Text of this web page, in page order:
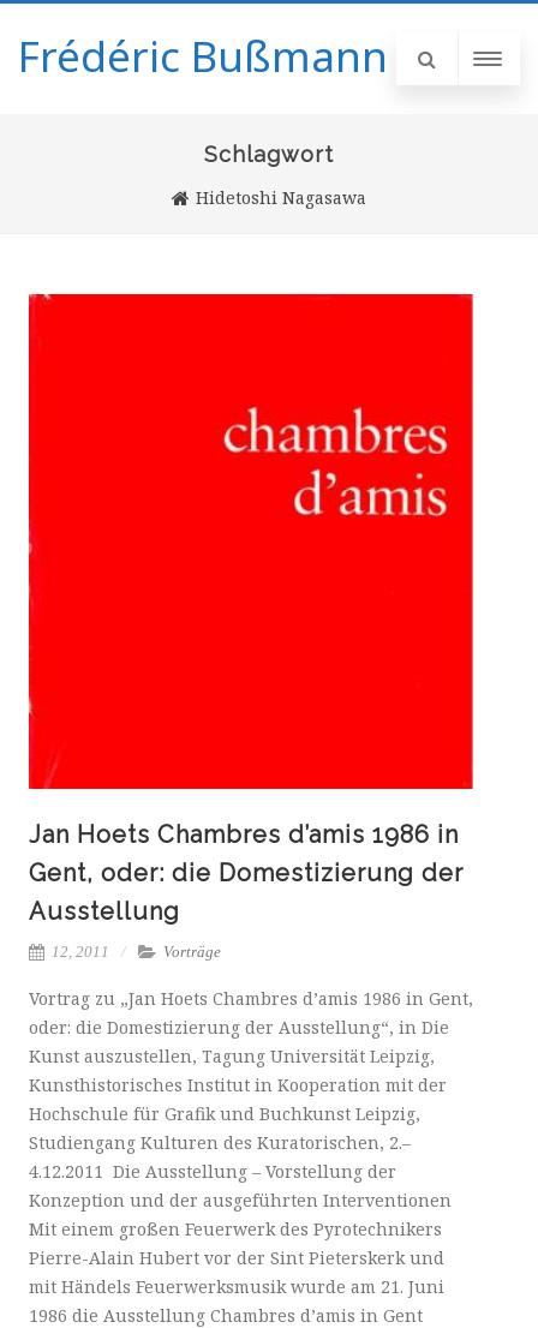
Frédéric Bußmann
Schlagwort
Hidetoshi Nagasawa
Jan Hoets Chambres d’amis 1986 in
Gent, oder: die Domestizierung der
Ausstellung
12, 2011 Vorträge
Vortrag zu „Jan Hoets Chambres d’amis 1986 in Gent,
oder: die Domestizierung der Ausstellung“, in Die
Kunst auszustellen, Tagung Universität Leipzig,
Kunsthistorisches Institut in Kooperation mit der
Hochschule für Grafik und Buchkunst Leipzig,
Studiengang Kulturen des Kuratorischen, 2.–
4.12.2011 Die Ausstellung – Vorstellung der
Konzeption und der ausgeführten Interventionen
Mit einem großen Feuerwerk des Pyrotechnikers
Pierre-Alain Hubert vor der Sint Pieterskerk und
mit Händels Feuerwerksmusik wurde am 21. Juni
1986 die Ausstellung Chambres d’amis in Gent